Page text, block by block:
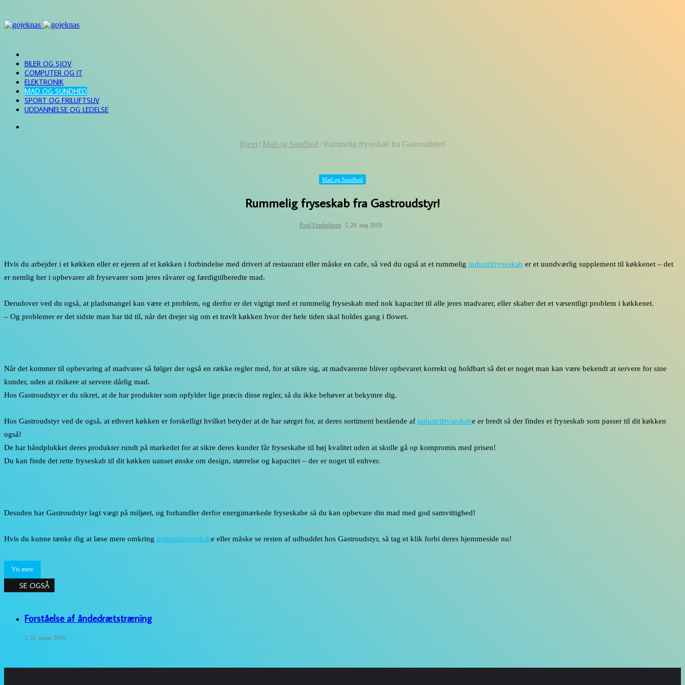
BILER OG SJOV
COMPUTER OG IT
ELEKTRONIK
MAD OG SUNDHED
SPORT OG FRILUFTSLIV
UDDANNELSE OG LEDELSE
Hjem / Mad og Sundhed / Rummelig fryseskab fra Gastroudstyr!
Mad og Sundhed
Rummelig fryseskab fra Gastroudstyr!
Poul Frederiksen 20. maj 2019
Hvis du arbejder i et køkken eller er ejeren af et køkken i forbindelse med driveri af restaurant eller måske en cafe, så ved du også at et rummelig industrifryseskab er et uundværlig supplement til køkkenet – det
er nemlig her i opbevarer alt frysevarer som jeres råvarer og færdigtilberedte mad.
Derudover ved du også, at pladsmangel kan være et problem, og derfor er det vigtigt med et rummelig fryseskab med nok kapacitet til alle jeres madvarer, eller skaber det et væsentligt problem i køkkenet.
– Og problemer er det sidste man har tid til, når det drejer sig om et travlt køkken hvor der hele tiden skal holdes gang i flowet.
Når det kommer til opbevaring af madvarer så følger der også en række regler med, for at sikre sig, at madvarerne bliver opbevaret korrekt og holdbart så det er noget man kan være bekendt at servere for sine
kunder, uden at risikere at servere dårlig mad.
Hos Gastroudstyr er du sikret, at de har produkter som opfylder lige præcis disse regler, så du ikke behøver at bekymre dig.
Hos Gastroudstyr ved de også, at ethvert køkken er forskelligt hvilket betyder at de har sørget for, at deres sortiment bestående af industrifryseskabe er bredt så der findes et fryseskab som passer til dit køkken
også!
De har håndplukket deres produkter rundt på markedet for at sikre deres kunder får fryseskabe til høj kvalitet uden at skulle gå op kompromis med prisen!
Du kan finde det rette fryseskab til dit køkken uanset ønske om design, størrelse og kapacitet – der er noget til enhver.
Desuden har Gastroudstyr lagt vægt på miljøet, og forhandler derfor energimærkede fryseskabe så du kan opbevare din mad med god samvittighed!
Hvis du kunne tænke dig at læse mere omkring industrifryseskabe eller måske se resten af udbuddet hos Gastroudstyr, så tag et klik forbi deres hjemmeside nu!
Vis mere
SE OGSÅ
Forståelse af åndedrætstræning
31. marts 2026